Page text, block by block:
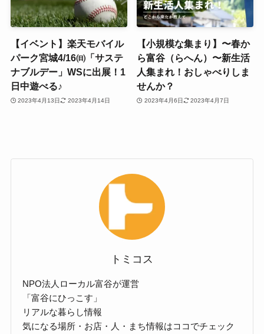
【イベント】楽天モバイル
パーク宮城4/16㈰「サステ
ナブルデー」WSに出展！1
日中遊べる♪
2023年4月13日 2023年4月14日
【小規模な集まり】〜春か
ら富谷（らへん）〜新生活
人集まれ！おしゃべりしま
せんか？
2023年4月6日 2023年4月7日
トミコス
NPO法人ローカル富谷が運営
「富谷にひっこす」
リアルな暮らし情報
気になる場所・お店・人・まち情報はココでチェック